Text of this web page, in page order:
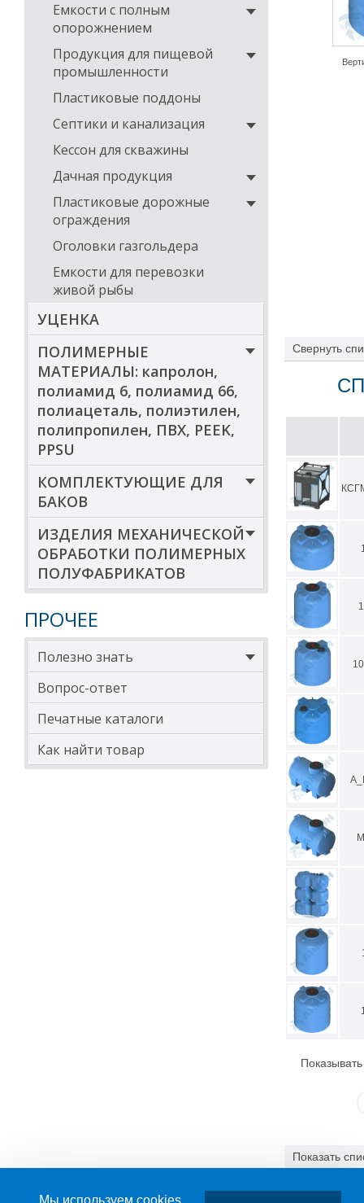
Емкости с полным
опорожнением
Продукция для пищевой
промышленности
Пластиковые поддоны
Септики и канализация
Кессон для скважины
Дачная продукция
Пластиковые дорожные
ограждения
Оголовки газгольдера
Емкости для перевозки
живой рыбы
УЦЕНКА
ПОЛИМЕРНЫЕ
МАТЕРИАЛЫ: капролон,
полиамид 6, полиамид 66,
полиацеталь, полиэтилен,
полипропилен, ПВХ, PEEK,
PPSU
КОМПЛЕКТУЮЩИЕ ДЛЯ
БАКОВ
ИЗДЕЛИЯ МЕХАНИЧЕСКОЙ
ОБРАБОТКИ ПОЛИМЕРНЫХ
ПОЛУФАБРИКАТОВ
ПРОЧЕЕ
Полезно знать
Вопрос-ответ
Печатные каталоги
Как найти товар
Наземное
свето- и
повышает
где купить
найдете все
т.д.
для
Кроме того,
отводы,
Остались
готовы
Свернуть
Показать
3.36 МБ
Мы используем cookies